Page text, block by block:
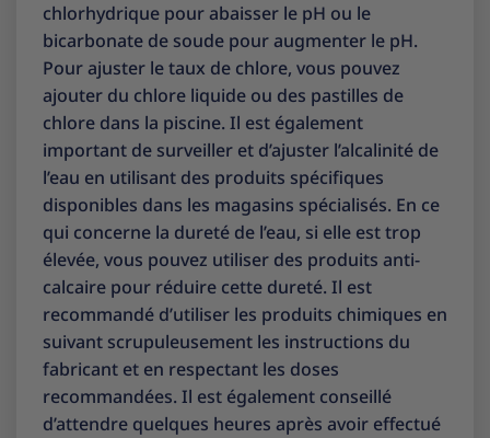
chlorhydrique pour abaisser le pH ou le
bicarbonate de soude pour augmenter le pH.
Pour ajuster le taux de chlore, vous pouvez
ajouter du chlore liquide ou des pastilles de
chlore dans la piscine. Il est également
important de surveiller et d’ajuster l’alcalinité de
l’eau en utilisant des produits spécifiques
disponibles dans les magasins spécialisés. En ce
qui concerne la dureté de l’eau, si elle est trop
élevée, vous pouvez utiliser des produits anti-
calcaire pour réduire cette dureté. Il est
recommandé d’utiliser les produits chimiques en
suivant scrupuleusement les instructions du
fabricant et en respectant les doses
recommandées. Il est également conseillé
d’attendre quelques heures après avoir effectué